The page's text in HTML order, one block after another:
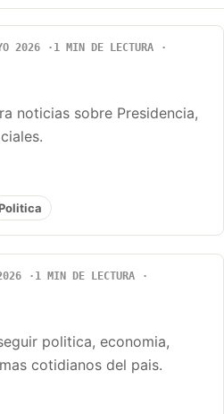
2026
1 MIN DE LECTURA
noticias sobre Presidencia,
1 MIN DE LECTURA
politica, economia,
cotidianos del pais.